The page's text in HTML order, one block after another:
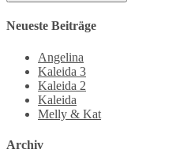
Neueste Beiträge
Angelina
Kaleida 3
Kaleida 2
Kaleida
Melly & Kat
Archiv